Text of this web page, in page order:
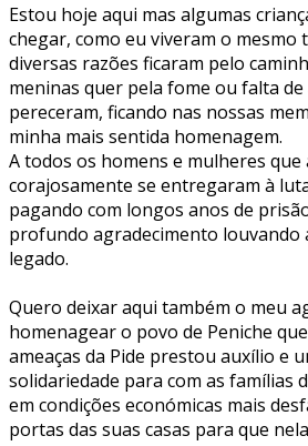
Estou hoje aqui mas algumas
chegar, como eu viveram o
diversas razões ficaram pelo
meninas quer pela fome ou falta de
pereceram, ficando nas nossas
minha mais sentida homenagem.
A todos os homens e mulheres
corajosamente se entregaram à
pagando com longos anos de
profundo agradecimento louvando
legado.
Quero deixar aqui também o meu
homenagear o povo de Peniche
ameaças da Pide prestou auxílio e
solidariedade para com as famílias
em condições económicas mais
portas das suas casas para que